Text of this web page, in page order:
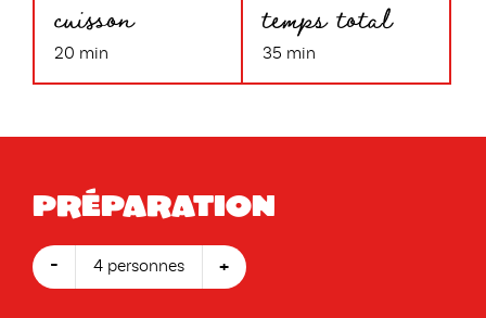
cuisson
20 min
temps total
35 min
Préparation
- 4 personnes +